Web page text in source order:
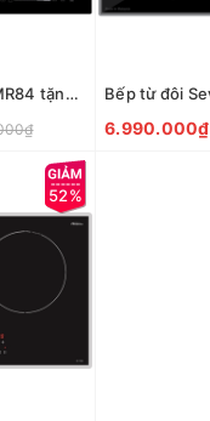
Bếp từ đôi Sevilla SV-MR84 tặng bộ nồi Inox 3 món
6.990.000₫
52%